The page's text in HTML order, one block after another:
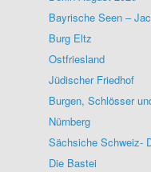
Bayrische Seen –
Burg Eltz
Ostfriesland
Jüdischer Friedhof
Burgen, Schlösser
Nürnberg
Sächsiche Schweiz-
Die Bastei